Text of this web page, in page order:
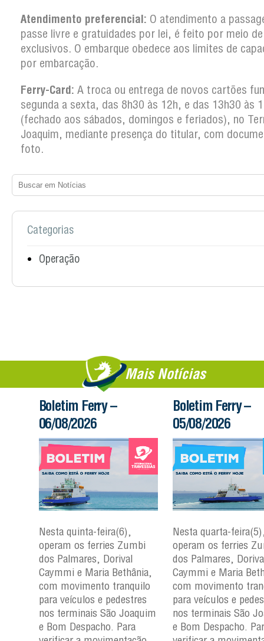
Atendimento preferencial: O atendimento a
passe livre e gratuidades por lei, é feito por meio
exclusivos. O embarque obedece aos limites de
por embarcação.
Ferry-Card: A troca ou entrega de novos cartões
segunda a sexta, das 8h30 às 12h, e das 13h30 às
(fechado aos sábados, domingos e feriados), no
Joaquim, mediante presença do titular, com
foto.
Categorias
Operação
Mais Notícias
Boletim Ferry –
06/08/2026
Nesta quinta-feira(6),
operam os ferries Zumbi
dos Palmares, Dorival
Caymmi e Maria Bethânia,
com movimento tranquilo
para veículos e pedestres
nos terminais São Joaquim
e Bom Despacho. Para
Boletim Ferry –
05/08/2026
Nesta quarta-
operam os ferries
dos Palmares,
Caymmi e Maria
com movimento
para veículos e
nos terminais São
e Bom Despacho.